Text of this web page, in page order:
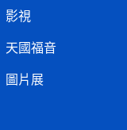
影視
天國福音
圖片展